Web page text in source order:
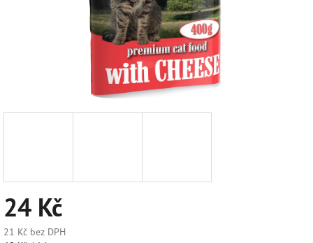
24 Kč
21 Kč bez DPH